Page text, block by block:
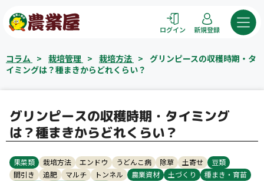
ン
ツ
プ
ログイン 新規登録
コラム > 栽培管理 > 栽培方法 > グリンピースの収穫時期・タ
イミングは？種まきからどれくらい？
グリンピースの収穫時期・タイミング
は？種まきからどれくらい？
果菜類 栽培方法 エンドウ うどんこ病 除草 土寄せ
豆類
間引き
追肥 マルチ トンネル 農業資材 土づくり
種まき・育苗